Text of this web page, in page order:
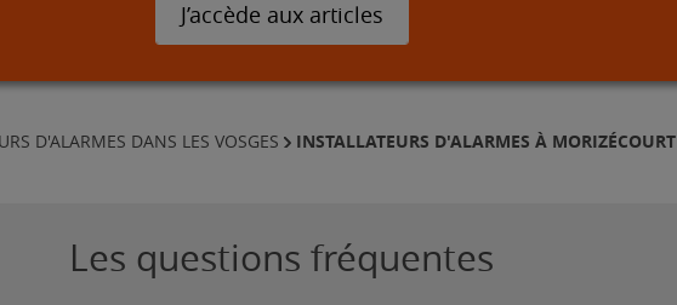
J’accède aux articles
D'ALARMES DANS LES VOSGES INSTALLATEURS D'ALARMES À MORIZÉCOURT
Les questions fréquentes